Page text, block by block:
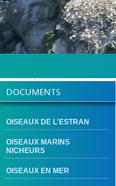
DOCUMENTS
OISEAUX DE L'ESTRAN
OISEAUX MARINS
NICHEURS
OISEAUX EN MER